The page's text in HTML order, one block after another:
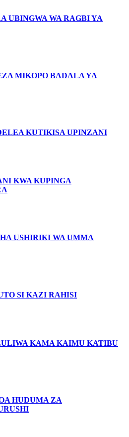
UBINGWA WA RAGBI YA
MIKOPO BADALA YA
KUTIKISA UPINZANI
KWA KUPINGA
USHIRIKI WA UMMA
SI KAZI RAHISI
KAMA KAIMU KATIBU
HUDUMA ZA